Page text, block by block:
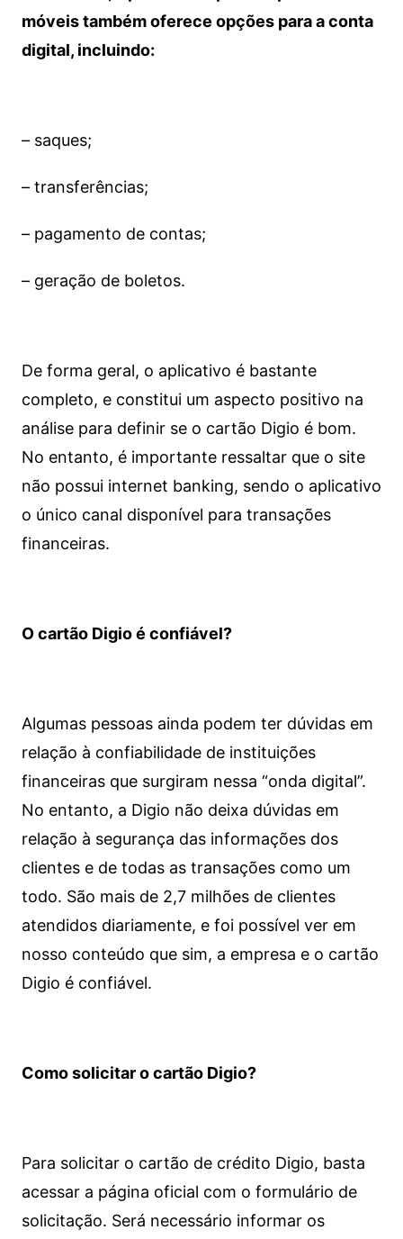
móveis também oferece opções para a conta
digital, incluindo:
– saques;
– transferências;
– pagamento de contas;
– geração de boletos.
De forma geral, o aplicativo é bastante
completo, e constitui um aspecto positivo na
análise para definir se o cartão Digio é bom.
No entanto, é importante ressaltar que o site
não possui internet banking, sendo o aplicativo
o único canal disponível para transações
financeiras.
O cartão Digio é confiável?
Algumas pessoas ainda podem ter dúvidas em
relação à confiabilidade de instituições
financeiras que surgiram nessa “onda digital”.
No entanto, a Digio não deixa dúvidas em
relação à segurança das informações dos
clientes e de todas as transações como um
todo. São mais de 2,7 milhões de clientes
atendidos diariamente, e foi possível ver em
nosso conteúdo que sim, a empresa e o cartão
Digio é confiável.
Como solicitar o cartão Digio?
Para solicitar o cartão de crédito Digio, basta
acessar a página oficial com o formulário de
solicitação. Será necessário informar os